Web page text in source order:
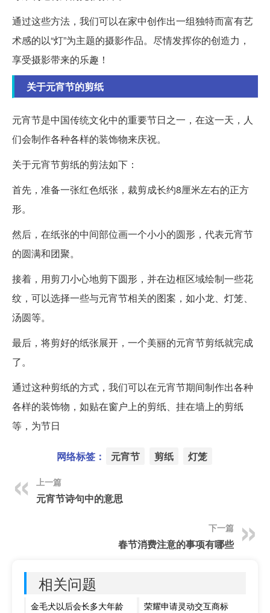
通过这些方法，我们可以在家中创作出一组独特而富有艺
术感的以“灯”为主题的摄影作品。尽情发挥你的创造力，
享受摄影带来的乐趣！
关于元宵节的剪纸
元宵节是中国传统文化中的重要节日之一，在这一天，人
们会制作各种各样的装饰物来庆祝。
关于元宵节剪纸的剪法如下：
首先，准备一张红色纸张，裁剪成长约8厘米左右的正方
形。
然后，在纸张的中间部位画一个小小的圆形，代表元宵节
的圆满和团聚。
接着，用剪刀小心地剪下圆形，并在边框区域绘制一些花
纹，可以选择一些与元宵节相关的图案，如小龙、灯笼、
汤圆等。
最后，将剪好的纸张展开，一个美丽的元宵节剪纸就完成
了。
通过这种剪纸的方式，我们可以在元宵节期间制作出各种
各样的装饰物，如贴在窗户上的剪纸、挂在墙上的剪纸
等，为节日
网络标签： 元宵节 剪纸 灯笼
上一篇
元宵节诗句中的意思
下一篇
春节消费注意的事项有哪些
相关问题
金毛犬以后会长多大年龄
荣耀申请灵动交互商标